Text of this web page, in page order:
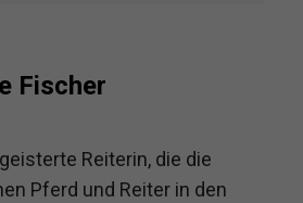
Fischer
Reiterin, die die
Pferd und Reiter in den